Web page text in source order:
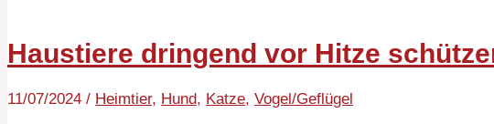
Haustiere dringend vor Hitze
11/07/2024 / Heimtier, Hund, Katze, Vogel/Geflügel